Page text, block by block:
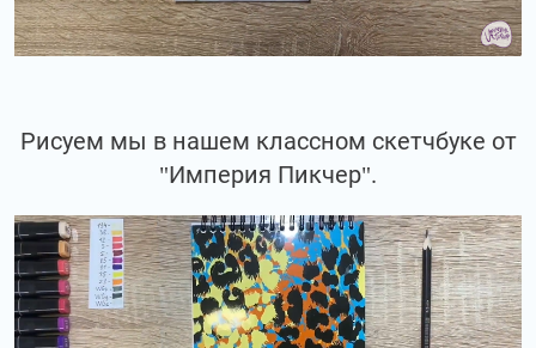
Рисуем мы в нашем классном скетчбуке от
"Империя Пикчер".